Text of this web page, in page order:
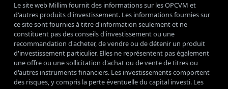
Le site web Millim fournit des informations sur les OPCVM et
d'autres produits d'investissement. Les informations fournies sur
ce site sont fournies à titre d'information seulement et ne
constituent pas des conseils d'investissement ou une
recommandation d'acheter, de vendre ou de détenir un produit
d'investissement particulier. Elles ne représentent pas également
une offre ou une sollicitation d'achat ou de vente de titres ou
d'autres instruments financiers. Les investissements comportent
des risques, y compris la perte éventuelle du capital investi. Les